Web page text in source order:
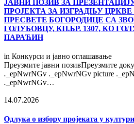
ЈАВНИ ПОЗИВ ЗА
ПРОЈЕКТА ЗА ИЗГРАДЊУ
ПРЕСВЕТЕ БОГОРОДИЦЕ СА
ГОЛУБОВЦУ, КП.БР. 1307, КО
ПАРАЋИН
in Конкурси и јавно оглашавање
Преузмите јавни позивПреузмите
._epNwrNGv ._epNwrNGv picture
._epNwrNGv…
14.07.2026
Одлука о избору пројеката у култури